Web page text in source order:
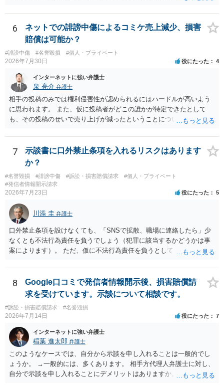
6
ネットでの誹謗中傷によるコミケ売上減少、損害
賠償は可能か？
#誹謗中傷 #名誉毀損 #個人・プライベート
2026年7月30日 役にたった 4
インターネットに強い弁護士
泉 亮介 弁護士
相手の投稿のみでは権利侵害性が認められるにはハードルが高いよう
に思われます。 また、仮に投稿者がどこの誰かが特定できたとして
も、その投稿のせいで売り上げが減ったということについての証明は
7
示談書に口外禁止条項を入れるリスクはあります
か？
#名誉毀損 #誹謗中傷 #訴訟・損害賠償請求
#個人・プライベート
#発信者情報開示請求
2026年7月23日 役にたった 5
川添 圭 弁護士
口外禁止条項を設けなくても、「SNSで拡散、職場に連絡したら」少
なくとも不法行為責任を負うでしょう（犯罪に該当するかどうかは事
案によります）。 ただ、仮に不法行為責任を負うとしても、違約金を
（日本の裁判所が認定する慰謝料は、到底被害感情を満足させられる
ような金額ではありません）。そのため、口外禁止条項とともに口外
した場合の違約金（100～200万円程度）を定めることには、大きな意
味と抑止力があります。 逆に、口外禁止条項を設けると、正当な理由
がある場合を除いて第三者へ情報開示ができなくなります。そのた
め、口外禁止条項によって自らを縛られてしまうと困るようなケース
（例えば弁護団事件でマスコミ等へ公表する必要があるケース等）で
は、口外禁止の範囲を特定・限定する等の工夫をすることがあります
が、個人間の紛争で、合意後もみだりに紛争情報を口外することそれ
自体が異常事態であって、相手方への抑止効果として口外禁止条項を
設定しておく方が望ましい場合が多いと思われます（上記のとおり、
口外禁止条項は、違反した際の違約金条項とワンセットにすることで
8
Google口コミで発信者情報開示後、損害賠償請
求を受けています。示談について相談です。
#訴訟・損害賠償請求 #名誉毀損
2026年7月14日 役にたった 7
インターネットに強い弁護士
稲葉 進太郎 弁護士
このようなケースでは、自分から示談を申し入れることは一般的でし
ょうか。 →一般的には、多くあります。 相手方代理人弁護士に対し、
自分で示談を申し入れることにデメリットはありますか。 →弁護士で